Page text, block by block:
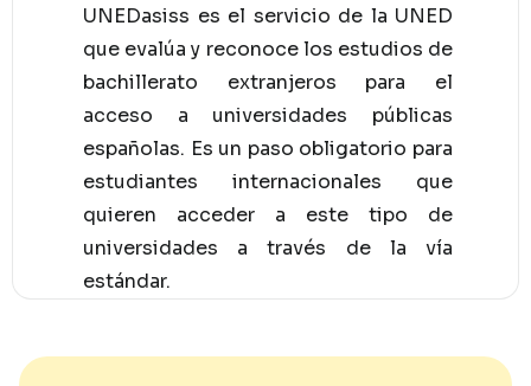
UNEDasiss es el servicio de la UNED
que evalúa y reconoce los estudios de
bachillerato extranjeros para el
acceso a universidades públicas
españolas. Es un paso obligatorio para
estudiantes internacionales que
quieren acceder a este tipo de
universidades a través de la vía
estándar.